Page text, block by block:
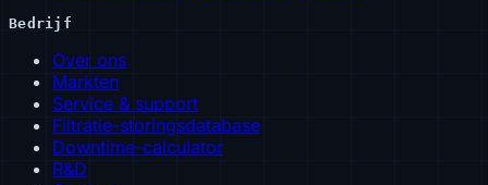
Bedrijf
Over ons
Markten
Service & support
Filtratie-storingsdatabase
Downtime-calculator
R&D